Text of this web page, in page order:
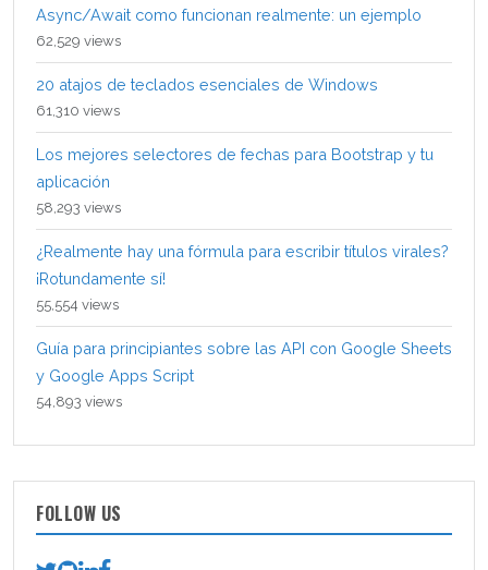
Async/Await como funcionan realmente: un ejemplo
62,529 views
20 atajos de teclados esenciales de Windows
61,310 views
Los mejores selectores de fechas para Bootstrap y tu
aplicación
58,293 views
¿Realmente hay una fórmula para escribir títulos virales?
¡Rotundamente sí!
55,554 views
Guía para principiantes sobre las API con Google Sheets
y Google Apps Script
54,893 views
FOLLOW US